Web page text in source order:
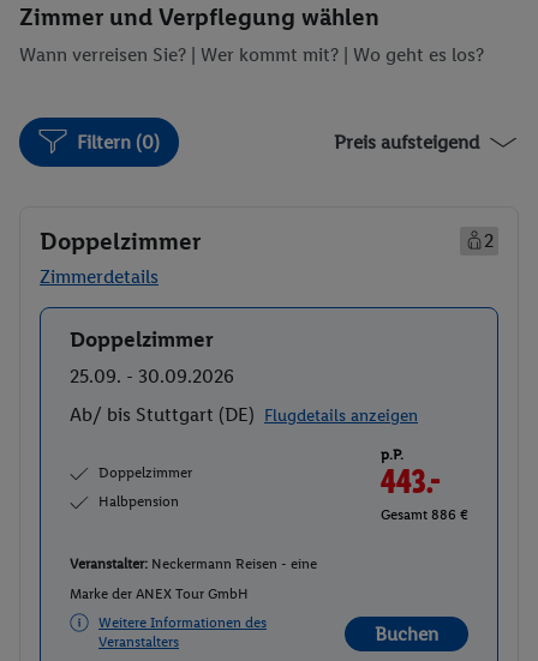
Zimmer und Verpflegung wählen
Wann verreisen Sie? | Wer kommt mit? | Wo geht es los?
Filtern (0) Preis aufsteigend
Doppelzimmer
2
Zimmerdetails
Buchen
Doppelzimmer
25.09. - 30.09.2026
Ab/ bis Stuttgart (DE) Flugdetails anzeigen
Doppelzimmer
Halbpension
p.P.
443.-
Gesamt 886 €
Veranstalter: Neckermann Reisen - eine
Marke der ANEX Tour GmbH
Weitere Informationen des
Veranstalters
Buchen